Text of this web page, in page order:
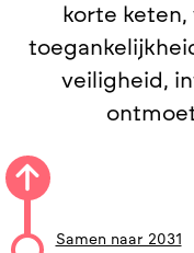
korte keten,
veiligheid,
Samen naar 2031